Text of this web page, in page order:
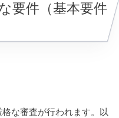
要件（基本要件
な審査が行われます。以